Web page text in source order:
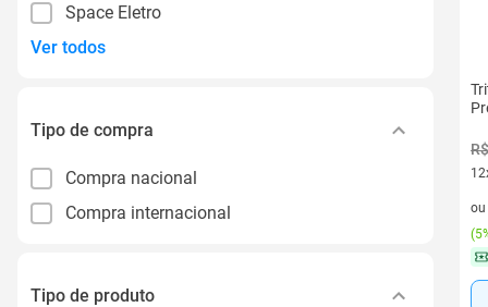
Space Eletro
Ver todos
Tipo de compra
Compra nacional
Compra internacional
Tipo de produto
ou
(